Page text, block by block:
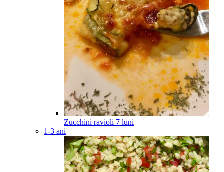
Zucchini ravioli 7 luni
1-3 ani